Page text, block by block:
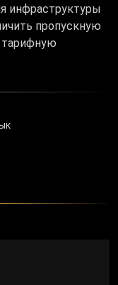
инфраструктуры
пропускную
тарифную